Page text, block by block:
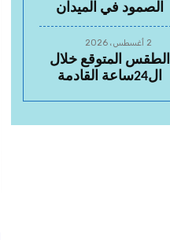
الصمود في الميدان
2 أغسطس، 2026
الطقس المتوقع خلال
ال24ساعة القادمة